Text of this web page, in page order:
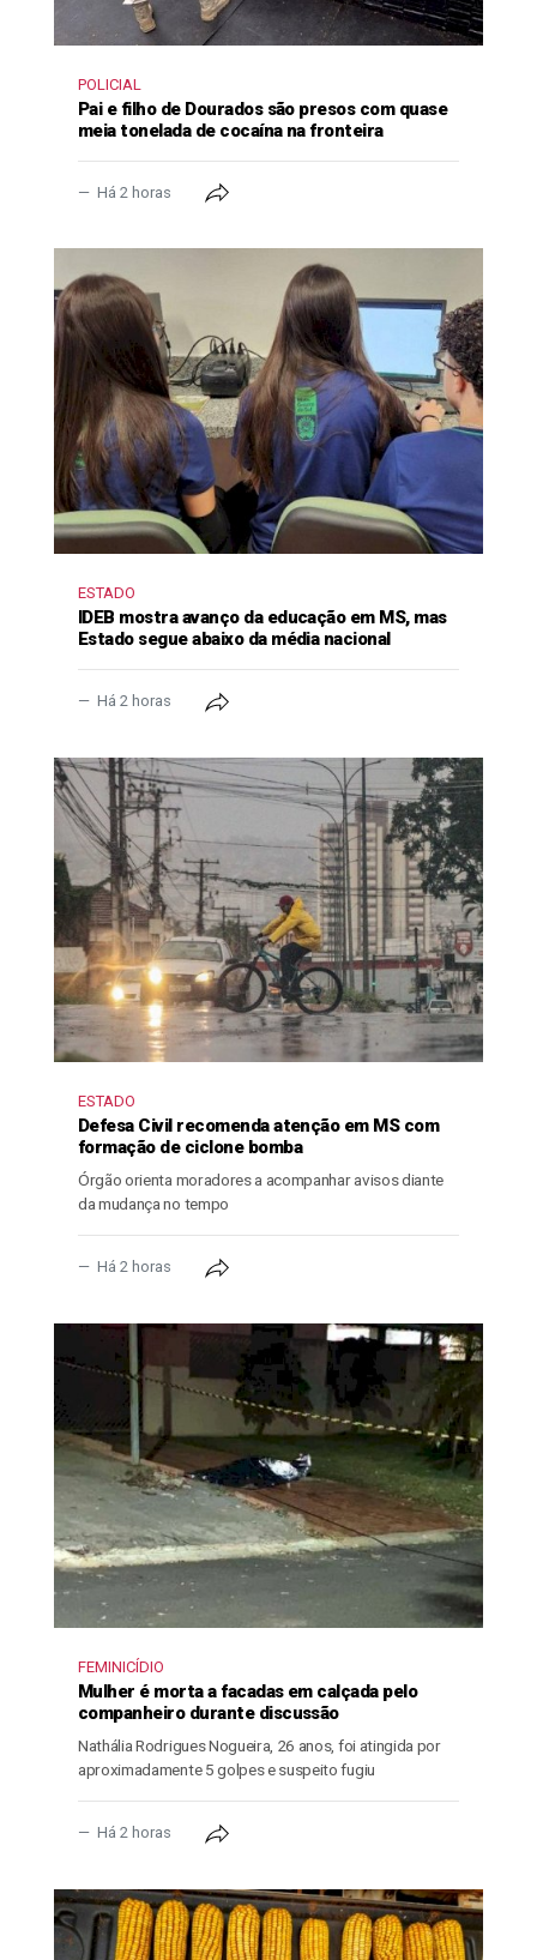
POLICIAL
Pai e filho de Dourados são presos com quase
meia tonelada de cocaína na fronteira
Há 2 horas
ESTADO
IDEB mostra avanço da educação em MS, mas
Estado segue abaixo da média nacional
Há 2 horas
ESTADO
Defesa Civil recomenda atenção em MS com
formação de ciclone bomba
Órgão orienta moradores a acompanhar avisos diante
da mudança no tempo
Há 2 horas
FEMINICÍDIO
Mulher é morta a facadas em calçada pelo
companheiro durante discussão
Nathália Rodrigues Nogueira, 26 anos, foi atingida por
aproximadamente 5 golpes e suspeito fugiu
Há 2 horas